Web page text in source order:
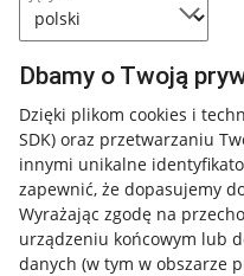
Dbamy o Twoją
Dzięki plikom cookies i
SDK) oraz przetwarzaniu
innymi unikalne
zapewnić, że dopasujemy
Wyrażając zgodę na
urządzeniu końcowym lub
danych (w tym w obszarze